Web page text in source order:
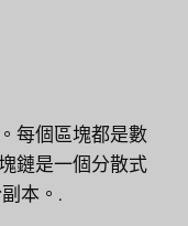
每個區塊都是數
鏈是一個分散式
本。.